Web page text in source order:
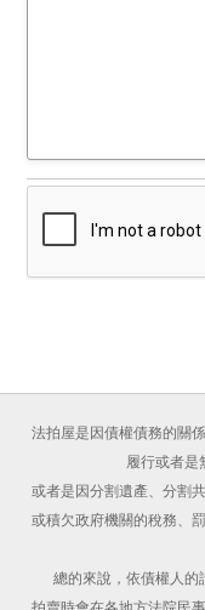
法拍屋是因債權債務的關
履行或者是
或者是因分割遺產、分割
或積欠政府機關的稅務、
總的來說，依債權人的